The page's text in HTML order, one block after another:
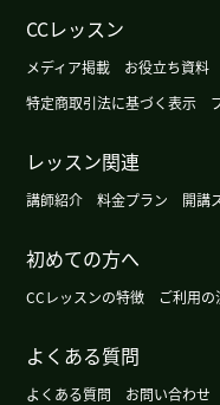
发展余地。和您学
我住的地方没有海
谢谢您。我住的地
谢谢您给我上课。
有海滩。下次再见，
CCレッスン
メディア掲載 お役立ち資料
特定商取引法に基づく表示
レッスン関連
講師紹介 料金プラン 開講
初めての方へ
CCレッスンの特徴 ご利用の
よくある質問
よくある質問 お問い合わせ